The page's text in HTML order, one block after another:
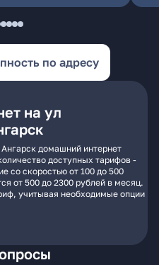
по адресу
на ул
домашний интернет
доступных тарифов -
со скоростью от 100 до 500
от 500 до 2300 рублей в месяц.
учитывая необходимые опции